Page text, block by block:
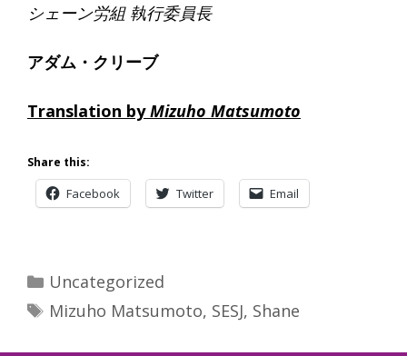
シェーン労組 執行委員長
アダム・クリーブ
Translation byMizuho Matsumoto
Share this:
Facebook Twitter Email
Categories
Uncategorized
Tags
Mizuho Matsumoto, SESJ, Shane